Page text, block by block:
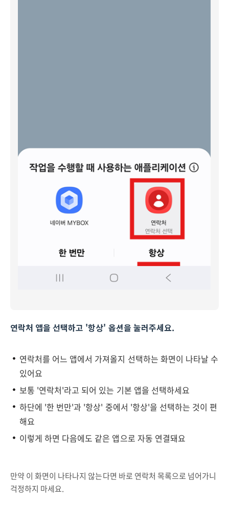
연락처 앱을 선택하고 '항상' 옵션을 눌러주세요.
연락처를 어느 앱에서 가져올지 선택하는 화면이 나타날 수
있어요
보통 '연락처'라고 되어 있는 기본 앱을 선택하세요
하단에 '한 번만'과 '항상' 중에서 '항상'을 선택하는 것이 편
해요
이렇게 하면 다음에도 같은 앱으로 자동 연결돼요
만약 이 화면이 나타나지 않는다면 바로 연락처 목록으로 넘어가니
걱정하지 마세요.